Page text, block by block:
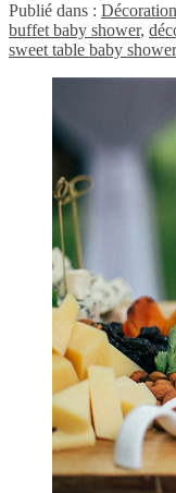
Publié dans : Décoration
buffet baby shower,
sweet table baby shower